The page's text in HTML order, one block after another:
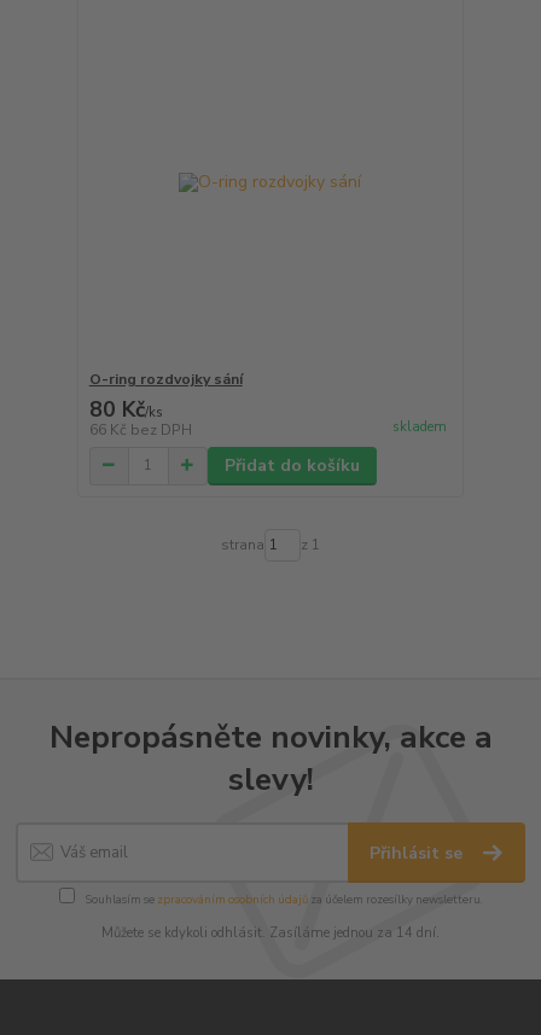
O-ring rozdvojky sání
80 Kč/ks
66 Kč bez DPH skladem
Přidat do košíku
strana z 1
Nepropásněte novinky, akce a
slevy!
Přihlásit se
Souhlasím se zpracováním osobních údajůza účelem rozesílky newsletteru.
Můžete se kdykoli odhlásit. Zasíláme jednou za 14 dní.